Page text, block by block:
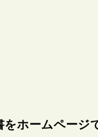
ホームページ